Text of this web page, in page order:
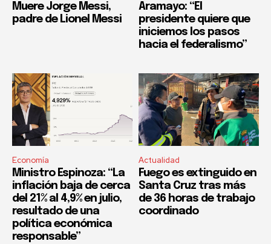
Muere Jorge Messi,
padre de Lionel Messi
Aramayo: “El
presidente quiere que
iniciemos los pasos
hacia el federalismo”
Economía
Ministro Espinoza: “La
inflación baja de cerca
del 21% al 4,9% en julio,
resultado de una
política económica
responsable”
Actualidad
Fuego es extinguido en
Santa Cruz tras más
de 36 horas de trabajo
coordinado